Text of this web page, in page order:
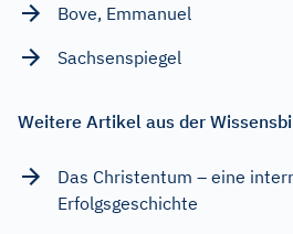
Bove, Emmanuel
Sachsenspiegel
Weitere Artikel aus der
Das Christentum – eine
Erfolgsgeschichte